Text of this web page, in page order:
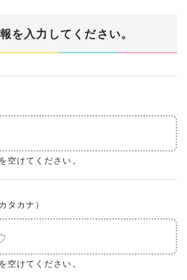
を入力してください。
空けてください。
タカナ）
空けてください。